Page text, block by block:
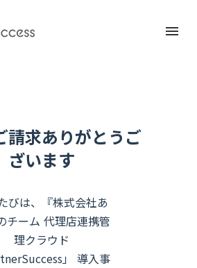
請求ありがとうご
ざいます
びは、『株式会社あ
チーム 代理店連携管
理クラウド
」 導入事
menu